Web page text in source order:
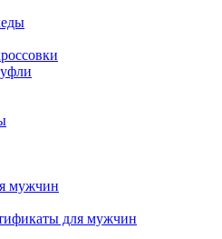
мужчин
для мужчин